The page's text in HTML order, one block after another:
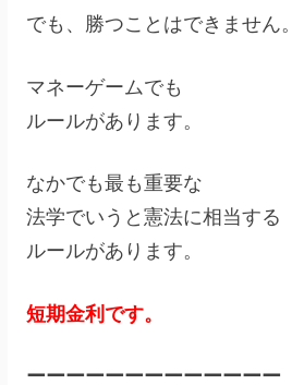
でも、勝つことはできません。
マネーゲームでも
ルールがあります。
なかでも最も重要な
法学でいうと憲法に相当する
ルールがあります。
短期金利です。
ーーーーーーーーーーーーー